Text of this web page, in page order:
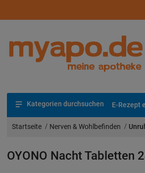
Kategorien durchsuchen E-Rezept
Startseite Nerven & Wohlbefinden
OYONO Nacht Tabletten